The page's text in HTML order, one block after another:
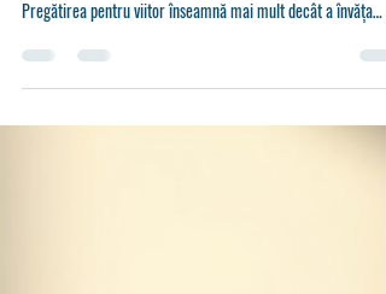
Lumea se schimbă rapid. În fiecare zi apar provocări noi, iar
practicienii trebuie să fie pregătiți să le facă față direct.
Pregătirea pentru viitor înseamnă mai mult decât a învăța
tehnici noi. Înseamnă adoptarea unei mentalități care
îmbrățișează inovația, reziliența și dezvoltarea continuă.